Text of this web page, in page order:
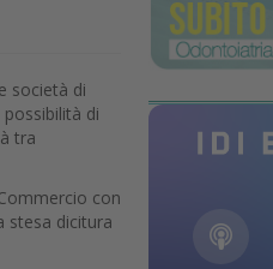
società di
di
tra
con
stesa dicitura